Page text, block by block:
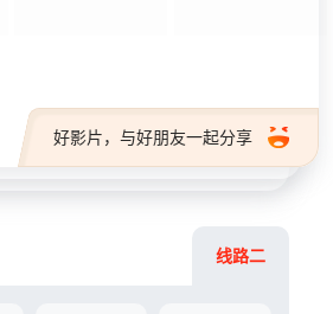
好影片，与好朋友一起分享
线路二